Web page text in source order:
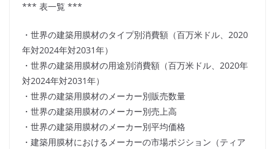
*** 表一覧 ***
・世界の建築用膜材のタイプ別消費額（百万米ドル、2020
年対2024年対2031年）
・世界の建築用膜材の用途別消費額（百万米ドル、2020年
対2024年対2031年）
・世界の建築用膜材のメーカー別販売数量
・世界の建築用膜材のメーカー別売上高
・世界の建築用膜材のメーカー別平均価格
・建築用膜材におけるメーカーの市場ポジション（ティア